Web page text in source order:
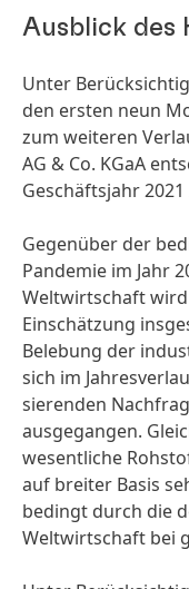
Ausblick des
Unter
den ersten neun
zum weiteren
AG & Co. KGaA
Geschäftsjahr
Gegenüber der
Pandemie im Jahr
Weltwirtschaft
Einschätzung
Belebung der
sich im
sierenden
ausgegangen.
wesentliche
auf breiter Basis
bedingt durch die
Weltwirtschaft bei